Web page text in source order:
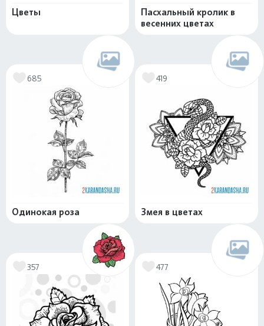
Цветы
Пасхальный кролик в
весенних цветах
685
Одинокая роза
419
Змея в цветах
357 477